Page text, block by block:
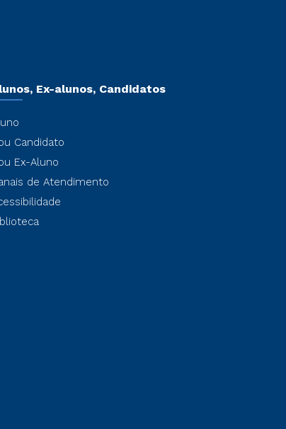
Ex-alunos, Candidatos
Candidato
Ex-Aluno
de Atendimento